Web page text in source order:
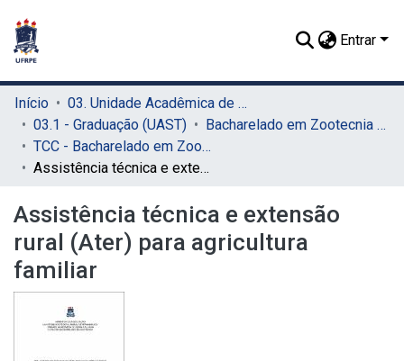
Entrar
Início
03. Unidade Acadêmica de Serra Talhada (UAST)
03.1 - Graduação (UAST)
Bacharelado em Zootecnia (UAST)
TCC - Bacharelado em Zootecnia (UAST)
Assistência técnica e extensão rural (Ater) para agricultura familiar
Assistência técnica e extensão
rural (Ater) para agricultura
familiar